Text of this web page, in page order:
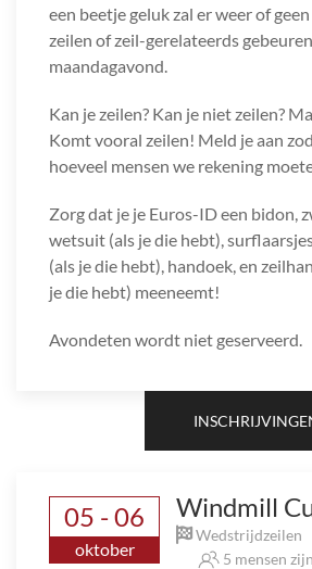
een beetje geluk zal er weer of
zeilen of zeil-gerelateerds
maandagavond.
Kan je zeilen? Kan je niet zeilen?
Komt vooral zeilen! Meld je aan
hoeveel mensen we rekening
Zorg dat je je Euros-ID een bidon,
wetsuit (als je die hebt),
(als je die hebt), handoek, en
je die hebt) meeneemt!
Avondeten wordt niet geserveerd.
05 - 06
oktober
Windmill
Wedstrijdzeilen
5 mensen